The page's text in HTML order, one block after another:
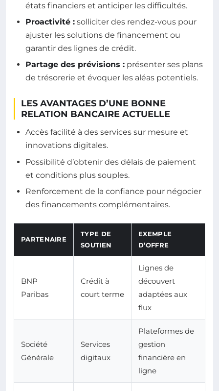
états financiers et anticiper les difficultés.
Proactivité : solliciter des rendez-vous pour
ajuster les solutions de financement ou
garantir des lignes de crédit.
Partage des prévisions : présenter ses plans
de trésorerie et évoquer les aléas potentiels.
LES AVANTAGES D’UNE BONNE
RELATION BANCAIRE ACTUELLE
Accès facilité à des services sur mesure et
innovations digitales.
Possibilité d’obtenir des délais de paiement
et conditions plus souples.
Renforcement de la confiance pour négocier
des financements complémentaires.
PARTENAIRE
TYPE DE
SOUTIEN
EXEMPLE
D’OFFRE
BNP
Paribas
Crédit à
court terme
Lignes de
découvert
adaptées aux
flux
Société
Générale
Services
digitaux
Plateformes de
gestion
financière en
ligne